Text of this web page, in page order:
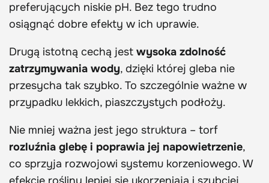
preferujących niskie pH. Bez tego trudno
osiągnąć dobre efekty w ich uprawie.
Drugą istotną cechą jest wysoka zdolność
zatrzymywania wody, dzięki której gleba nie
przesycha tak szybko. To szczególnie ważne w
przypadku lekkich, piaszczystych podłoży.
Nie mniej ważna jest jego struktura – torf
rozluźnia glebę i poprawia jej napowietrzenie,
co sprzyja rozwojowi systemu korzeniowego. W